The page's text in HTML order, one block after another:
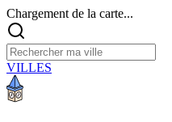
Chargement de la carte...
VILLES